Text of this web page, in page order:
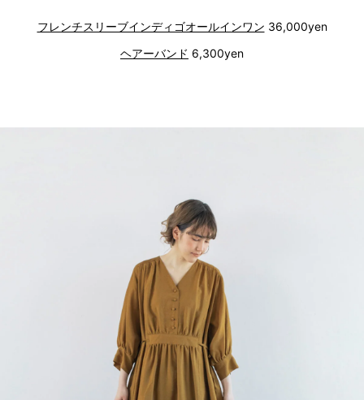
フレンチスリーブインディゴオールインワン 36,000yen
ヘアーバンド 6,300yen